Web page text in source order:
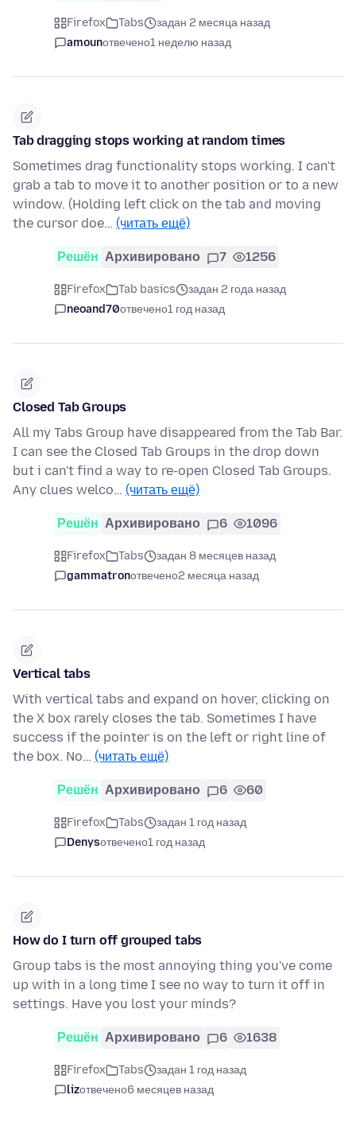
Firefox Tabs
задан 2 месяца назад
amounотвечено1 неделю назад
Tab dragging stops working at random times
Sometimes drag functionality stops working. I can't
grab a tab to move it to another position or to a new
window. (Holding left click on the tab and moving
the cursor doe… (читать ещё)
Решён Архивировано 7 1256
Firefox Tab basics
задан 2 года назад
neoand70отвечено1 год назад
Closed Tab Groups
All my Tabs Group have disappeared from the Tab Bar.
I can see the Closed Tab Groups in the drop down
but i can't find a way to re-open Closed Tab Groups.
Any clues welco… (читать ещё)
Решён Архивировано 6 1096
Firefox Tabs
задан 8 месяцев назад
gammatronотвечено2 месяца назад
Vertical tabs
With vertical tabs and expand on hover, clicking on
the X box rarely closes the tab. Sometimes I have
success if the pointer is on the left or right line of
the box. No… (читать ещё)
Решён Архивировано 6 60
Firefox Tabs
задан 1 год назад
Denysотвечено1 год назад
How do I turn off grouped tabs
Group tabs is the most annoying thing you've come
up with in a long time I see no way to turn it off in
settings. Have you lost your minds?
Решён Архивировано 6 1638
Firefox Tabs
задан 1 год назад
lizотвечено6 месяцев назад